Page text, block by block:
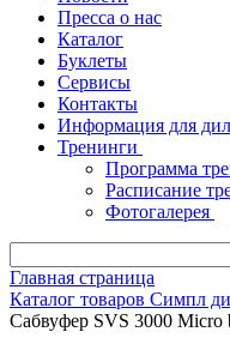
Пресса о нас
Каталог
Буклеты
Сервисы
Контакты
Информация для
Тренинги
Программа
Расписание
Фотогалерея
Главная страница
Каталог товаров Симпл
Сабвуфер SVS 3000 Micro